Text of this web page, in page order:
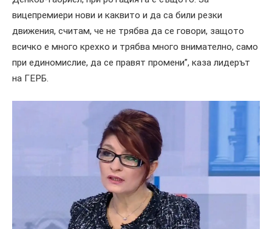
вицепремиери нови и каквито и да са били резки
движения, считам, че не трябва да се говори, защото
всичко е много крехко и трябва много внимателно, само
при единомислие, да се правят промени”, каза лидерът
на ГЕРБ.